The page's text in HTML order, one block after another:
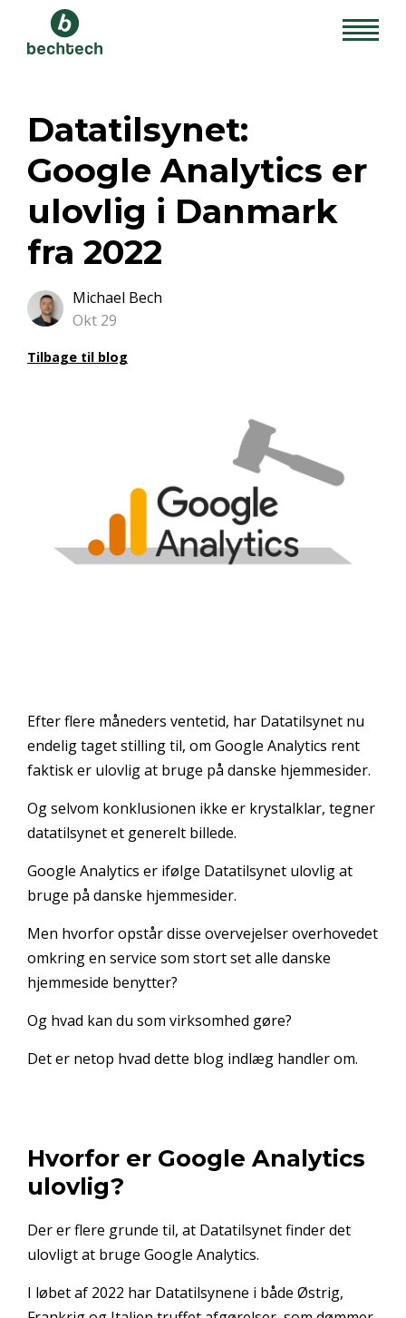
Datatilsynet:
Google Analytics er
ulovlig i Danmark
fra 2022
Michael Bech
Okt 29
Tilbage til blog
Efter flere måneders ventetid, har Datatilsynet nu
endelig taget stilling til, om Google Analytics rent
faktisk er ulovlig at bruge på danske hjemmesider.
Og selvom konklusionen ikke er krystalklar, tegner
datatilsynet et generelt billede.
Google Analytics er ifølge Datatilsynet ulovlig at
bruge på danske hjemmesider.
Men hvorfor opstår disse overvejelser overhovedet
omkring en service som stort set alle danske
hjemmeside benytter?
Og hvad kan du som virksomhed gøre?
Det er netop hvad dette blog indlæg handler om.
Hvorfor er Google Analytics
ulovlig?
Der er flere grunde til, at Datatilsynet finder det
ulovligt at bruge Google Analytics.
I løbet af 2022 har Datatilsynene i både Østrig,